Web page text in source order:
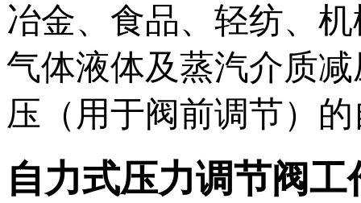
冶金、食品、轻纺、
气体液体及蒸汽介质
压（用于阀前调节）
自力式压力调节阀工